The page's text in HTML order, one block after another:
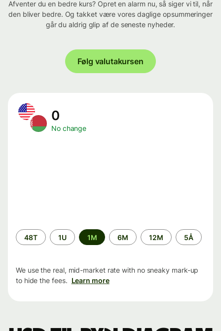
Afventer du en bedre kurs? Opret en alarm nu, så siger vi til, når
den bliver bedre. Og takket være vores daglige opsummeringer
går du aldrig glip af de seneste nyheder.
Følg valutakursen
0
No change
Time
period
48T 1U 1M 6M 12M 5Å
We use the real, mid-market rate with no sneaky mark-up
to hide the fees. Learn more